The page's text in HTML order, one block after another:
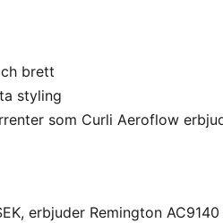
brett
styling
som Curli Aeroflow
erbjuder Remington